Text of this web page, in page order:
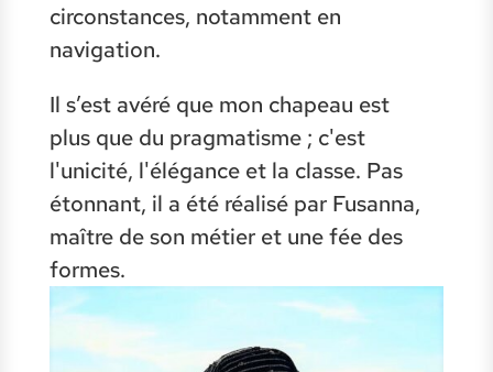
circonstances, notamment en
navigation.
Il s’est avéré que mon chapeau est
plus que du pragmatisme ; c'est
l'unicité, l'élégance et la classe. Pas
étonnant, il a été réalisé par Fusanna,
maître de son métier et une fée des
formes.